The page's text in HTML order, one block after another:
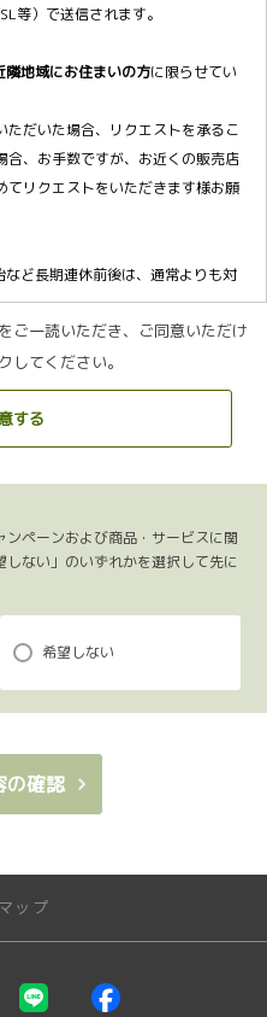
等）で送信されます。
地域にお住まいの方に限らせてい
だいた場合、リクエストを承るこ
合、お手数ですが、お近くの販売店
てリクエストをいただきます様お願
ど長期連休前後は、通常よりも対
あります。変更した内容は本ペー
クエストフォームよりご入力いた
レスを含む本リクエストの内容、
目的で利用させていただきます。
るにあたり必要な確認や連絡をする
ご要望に対し適切に対応をするた
するため。（お客様の個人情報を
、商品開発および品質の向上、また
郵便、電話、電子メール、訪問等
るお問い合わせ・ご要望に対し適切
ご一読いただき、ご同意いただけ
してください。
する
ペーンおよび商品・サービスに関
ない」のいずれかを選択して先に
希望しない
の確認
ップ